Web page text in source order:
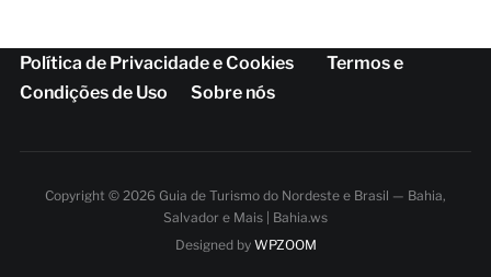
Política de Privacidade e Cookies
Termos e
Condições de Uso
Sobre nós
Copyright © 2026 Guia de Turismo do Nordeste e Brasil — Bahia,
Salvador e Mais | Bahia.ws
Designed by WPZOOM